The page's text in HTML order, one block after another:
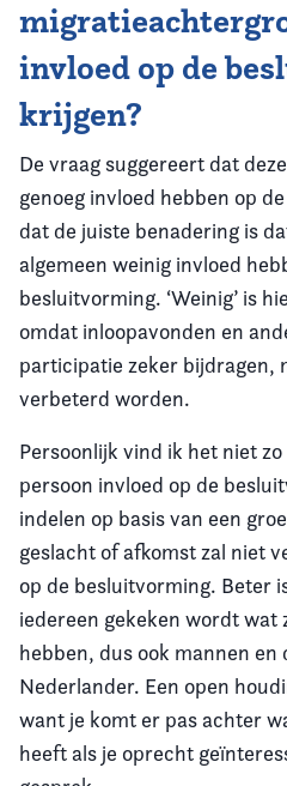
invloed op de
krijgen?
De vraag suggereert dat
genoeg invloed hebben op
dat de juiste benadering is
algemeen weinig invloed
besluitvorming. ‘Weinig’ is
omdat inloopavonden en
participatie zeker bijdragen,
verbeterd worden.
Persoonlijk vind ik het niet
persoon invloed op de
indelen op basis van een
geslacht of afkomst zal niet
op de besluitvorming. Beter
iedereen gekeken wordt wat
hebben, dus ook mannen en
Nederlander. Een open
want je komt er pas achter
heeft als je oprecht